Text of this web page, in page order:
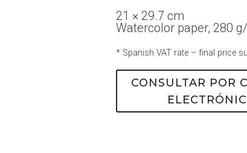
21 × 29.7 cm
Watercolor paper, 280
* Spanish VAT rate – final price
CONSULTAR POR